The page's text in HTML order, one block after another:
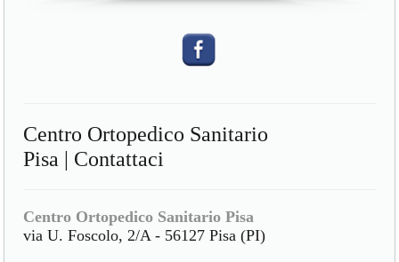
Centro Ortopedico Sanitario
Pisa | Contattaci
Centro Ortopedico Sanitario Pisa
via U. Foscolo, 2/A - 56127 Pisa (PI)